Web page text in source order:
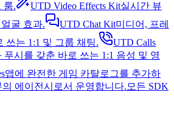
룸.
UTD Video Effects Kit실시간 뷰
굴 효과.
UTD Chat Kit미디어, 프레
쓰는 1:1 및 그룹 채팅.
UTD Calls
시를 갖춘 바로 쓰는 1:1 음성 및 영
앱에 완전한 게임 카탈로그를 추가하
에이전시로서 운영합니다. 모든 SDK